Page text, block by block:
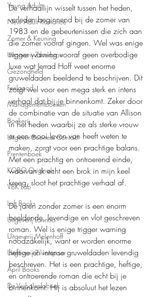
Young Adult
New Adult Romance
Zomer & Keuning
Uitgeverij Zilverbron
Gezondheid
Feelgood
Managementboeken
Boekerij
Uitgever Business Contact
Prentenboek
KOBO Originals
VBK Lab
Loft Books
Uitgeverij Lannoo
Uitgeverij Melenhoff
Uitgeverij Zilverspoor
April Books
De Verhalenfabriek
De verhaallijn wisselt tussen het heden,
verleden beginnend bij de zomer van
1983 en de gebeurtenissen die zich aan
die zomer vooraf gingen. Wel was enige
trigger warning vooraf geen overbodige
luxe wat Jerrad Hoff weet enorme
gruweldaden beeldend te beschrijven. Dit
zorgt wel voor een mega sterk en intens
verhaal dat bij je binnenkomt. Zeker door
de combinatie van de situatie van Allison
in het heden waarbij ze als sterke vrouw
er een mooi leven van heeft weten te
maken, zorgt voor een prachtige balans.
Met een prachtig en ontroerend einde,
waarvan ik echt een brok in mijn keel
kreeg, sloot het prachtige verhaal af.
De jaren zonder zomer is een enorm
beeldende, levendige en vlot geschreven
roman. Wel is enige trigger warning
noodzakelijk, want er worden enorme
heftige en intense gruweldaden levendig
beschreven. Het is een prachtige, heftige,
en ontroerende roman die echt bij je
binnenkomt. Hij is absoluut het lezen